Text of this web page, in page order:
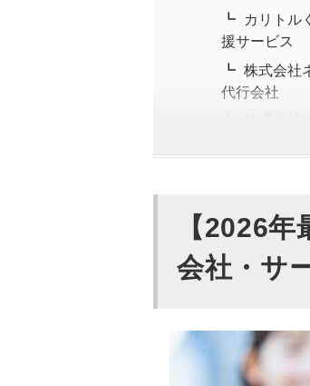
カリトル
援サービス
株式会社
代行会社
株式会社
株式会社
NetReal
のテレアポ
株式会社
ルーツア
【2026
会社・サ